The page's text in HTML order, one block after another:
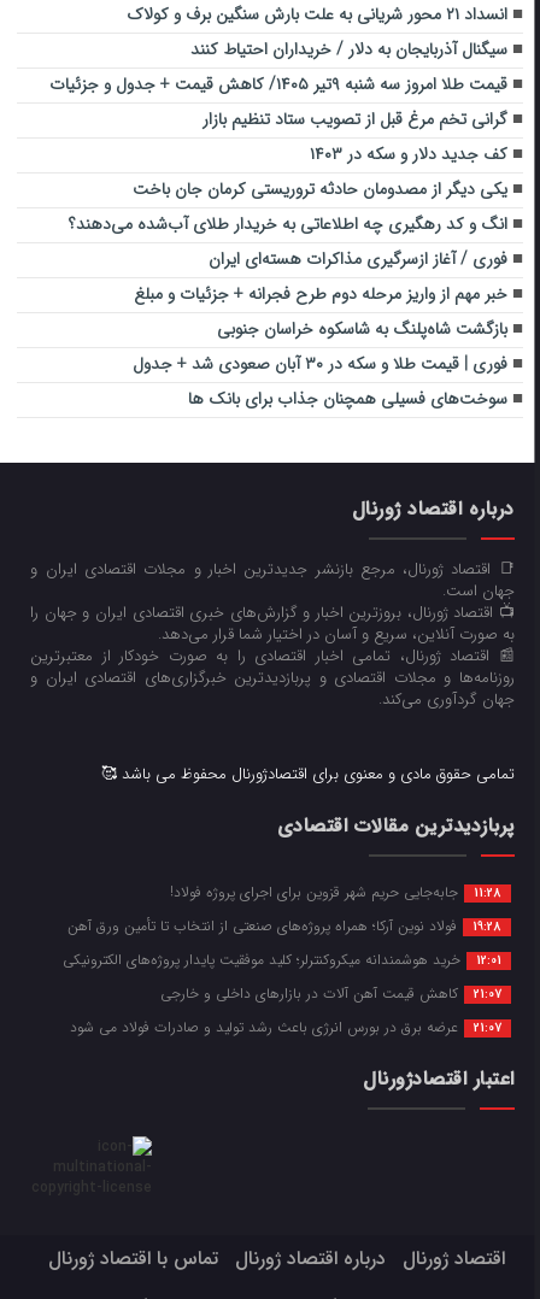
انسداد ۲۱ محور شریانی به علت بارش سنگین برف و کولاک
سیگنال آذربایجان به دلار / خریداران احتیاط کنند
قیمت طلا امروز سه شنبه ۹تیر ۱۴۰۵/ کاهش قیمت + جدول و جزئیات
گرانی تخم مرغ قبل از تصویب ستاد تنظیم بازار
کف جدید دلار و سکه در ۱۴۰۳
یکی دیگر از مصدومان حادثه تروریستی کرمان جان باخت
انگ و کد رهگیری چه اطلاعاتی به خریدار طلای آب‌شده می‌دهند؟
فوری / آغاز ازسرگیری مذاکرات هسته‌ای ایران
خبر مهم از واریز مرحله دوم طرح فجرانه + جزئیات و مبلغ
بازگشت شاه‌پلنگ به شاسکوه خراسان جنوبی
فوری | قیمت طلا و سکه در ۳۰ آبان صعودی شد + جدول
سوخت‌های فسیلی همچنان جذاب برای بانک ها
درباره اقتصاد ژورنال
📑 اقتصاد ژورنال، مرجع بازنشر جدیدترین اخبار و مجلات اقتصادی ایران و
جهان است.
📺 اقتصاد ژورنال، بروزترین اخبار و گزارش‌های خبری اقتصادی ایران و جهان را
به صورت آنلاین، سریع و آسان در اختیار شما قرار می‌‌دهد.
📰 اقتصاد ژورنال، تمامی اخبار اقتصادی را به صورت خودکار از معتبرترین
روزنامه‌ها و مجلات اقتصادی و پربازدیدترین خبرگزاری‌های اقتصادی ایران و
جهان گردآوری می‌کند.
تمامی حقوق مادی و معنوی برای اقتصادژورنال محفوظ می باشد 🥰
پربازدیدترین مقالات اقتصادی
11:28 جابه‌جایی حریم شهر قزوین برای اجرای پروژه فولاد!
19:28 فولاد نوین آرکا؛ همراه پروژه‌های صنعتی از انتخاب تا تأمین ورق آهن
12:01 خرید هوشمندانه میکروکنترلر؛ کلید موفقیت پایدار پروژه‌های الکترونیکی
21:07 کاهش قیمت آهن آلات در بازارهای داخلی و خارجی
21:07 عرضه برق در بورس انرژی باعث رشد تولید و صادرات فولاد می شود
اعتبار اقتصادژورنال
اقتصاد ژورنال درباره اقتصاد ژورنال
تماس با اقتصاد ژورنال